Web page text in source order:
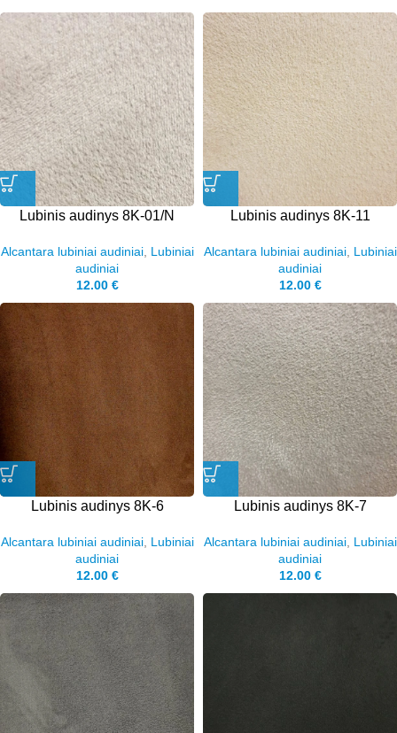
Lubinis audinys 8K-01/N
Alcantara lubiniai audiniai, Lubiniai
audiniai
12.00 €
Lubinis audinys 8K-11
Alcantara lubiniai audiniai, Lubiniai
audiniai
12.00 €
Lubinis audinys 8K-6
Alcantara lubiniai audiniai, Lubiniai
audiniai
12.00 €
Lubinis audinys 8K-7
Alcantara lubiniai audiniai, Lubiniai
audiniai
12.00 €